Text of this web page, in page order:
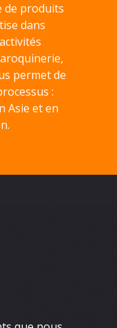
de produits
dans
permet de
:
Asie et en